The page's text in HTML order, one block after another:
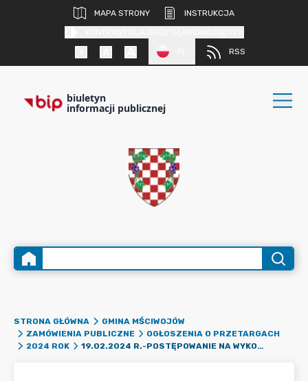
MAPA STRONY
INSTRUKCJA
RSS
biuletyn
informacji publicznej
STRONA GŁÓWNA
GMINA MŚCIWOJÓW
ZAMÓWIENIA PUBLICZNE
OGŁOSZENIA O PRZETARGACH
2024 ROK
19.02.2024 R.-POSTĘPOWANIE NA WYKONANIE ZADANIA PN.: „PRZEBUDOWA DROGI GMINNEJ W NIEDASZOWIE W GRANICACH DZIAŁKI NR 306”